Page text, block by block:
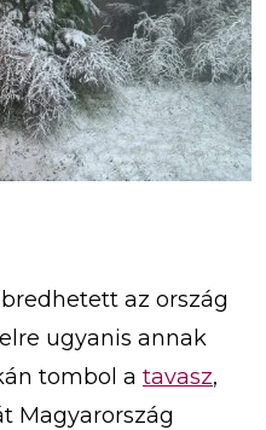
az ország
ugyanis annak
tombol a tavasz,
Magyarország